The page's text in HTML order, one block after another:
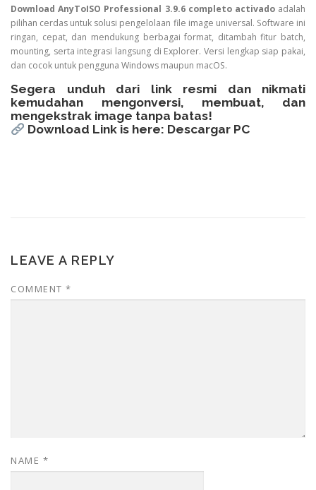
Download AnyToISO Professional 3.9.6 completo activadoadalah
pilihan cerdas untuk solusi pengelolaan file image universal. Software ini
ringan, cepat, dan mendukung berbagai format, ditambah fitur batch,
mounting, serta integrasi langsung di Explorer. Versi lengkap siap pakai,
dan cocok untuk pengguna Windows maupun macOS.
Segera unduh dari link resmi dan nikmati
kemudahan mengonversi, membuat, dan
mengekstrak image tanpa batas!
Download Link is here: Descargar PC
LEAVE A REPLY
COMMENT *
NAME *